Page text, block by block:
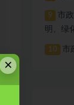
9
市
明、绿
10 市
×